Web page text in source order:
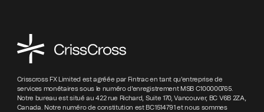
Crisscross FX Limited est agréée par Fintrac en tant qu'entreprise de
services monétaires sous le numéro d'enregistrement MSB C100000765.
Notre bureau est situé au 422 rue Richard, Suite 170, Vancouver, BC V6B 2ZA,
Canada. Notre numéro de constitution est BC1514791 et nous sommes